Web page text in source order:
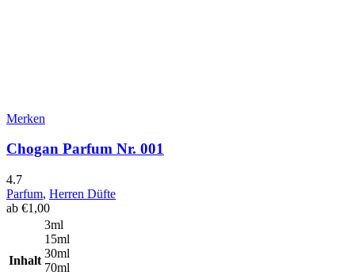
Merken
Chogan Parfum Nr. 001
4.7
Parfum, Herren Düfte
ab €1,00
Inhalt
3ml
15ml
30ml
70ml